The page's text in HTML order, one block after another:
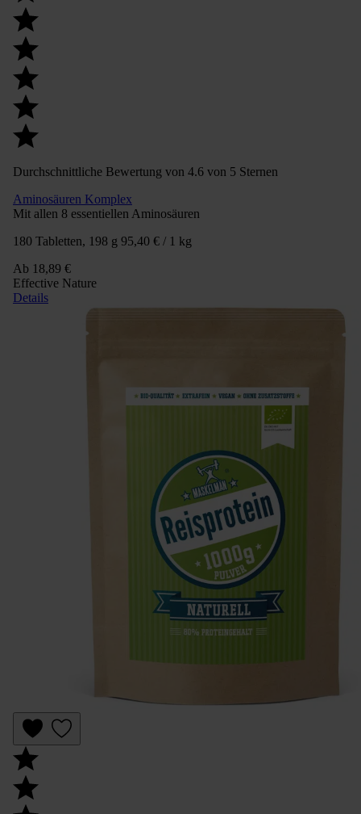
Durchschnittliche Bewertung von 4.6 von 5 Sternen
Aminosäuren Komplex
Mit allen 8 essentiellen Aminosäuren
180 Tabletten, 198 g 95,40 € / 1 kg
Ab 18,89 €
Effective Nature
Details